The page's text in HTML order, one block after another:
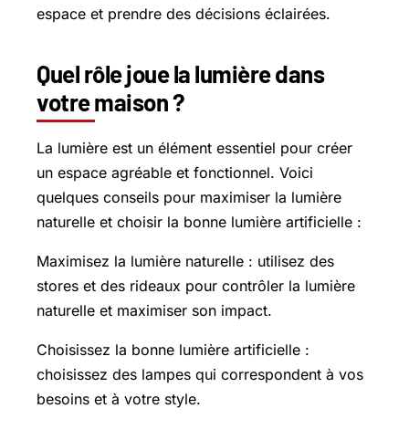
espace et prendre des décisions éclairées.
Quel rôle joue la lumière dans
votre maison ?
La lumière est un élément essentiel pour créer
un espace agréable et fonctionnel. Voici
quelques conseils pour maximiser la lumière
naturelle et choisir la bonne lumière artificielle :
Maximisez la lumière naturelle : utilisez des
stores et des rideaux pour contrôler la lumière
naturelle et maximiser son impact.
Choisissez la bonne lumière artificielle :
choisissez des lampes qui correspondent à vos
besoins et à votre style.